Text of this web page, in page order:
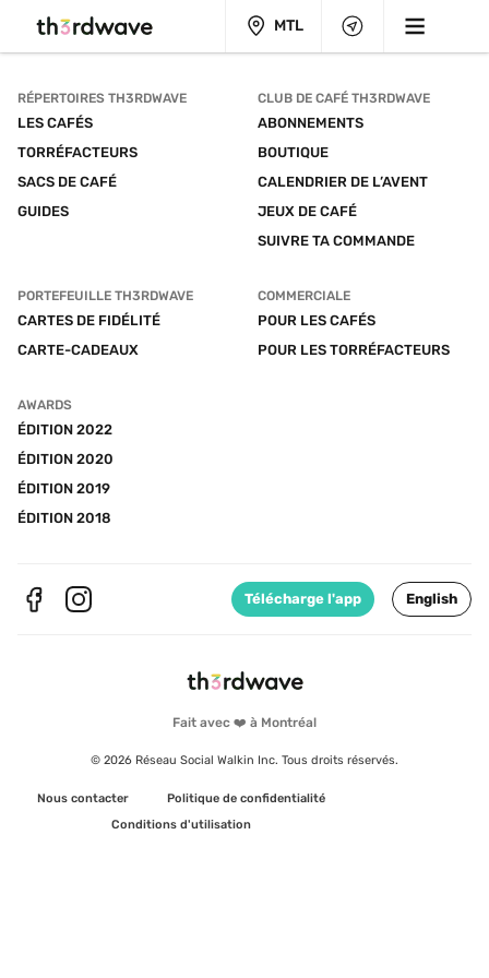
MTL
Fait avec ❤️ à Montréal
© 2026 Réseau Social Walkin Inc. Tous droits réservés.
Nous contacter
Politique de confidentialité
Conditions d'utilisation
RÉPERTOIRES TH3RDWAVE
LES CAFÉS
TORRÉFACTEURS
SACS DE CAFÉ
GUIDES
CLUB DE CAFÉ TH3RDWAVE
ABONNEMENTS
BOUTIQUE
CALENDRIER DE L’AVENT
JEUX DE CAFÉ
SUIVRE TA COMMANDE
PORTEFEUILLE TH3RDWAVE
CARTES DE FIDÉLITÉ
CARTE-CADEAUX
COMMERCIALE
POUR LES CAFÉS
POUR LES TORRÉFACTEURS
AWARDS
ÉDITION 2022
ÉDITION 2020
ÉDITION 2019
ÉDITION 2018
Télécharge l'app English